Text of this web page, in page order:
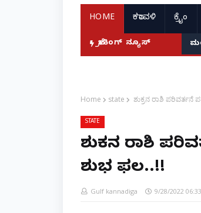
HOME ಕರಾವಳಿ ಕ್ರೈಂ
ಬ್ರೇಕಿಂಗ್ ನ್ಯೂಸ್
Home state ಶುಕ್ರನ ರಾಶಿ
STATE
ಶುಕ್ರನ ರಾಶಿ
ಶುಭ ಫಲ..!!
Gulf kannadiga 9/28/2022